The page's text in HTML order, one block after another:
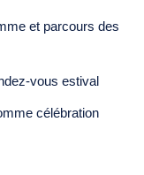
et parcours des
vous estival
célébration